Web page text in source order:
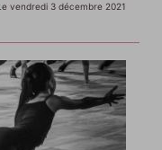
vendredi 3 décembre 2021